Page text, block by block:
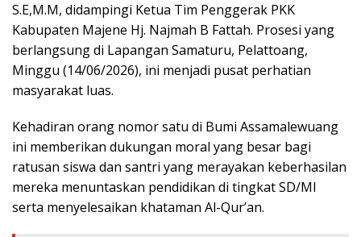
S.E,M.M, didampingi Ketua Tim Penggerak PKK
Kabupaten Majene Hj. Najmah B Fattah. Prosesi yang
berlangsung di Lapangan Samaturu, Pelattoang,
Minggu (14/06/2026), ini menjadi pusat perhatian
masyarakat luas.
Kehadiran orang nomor satu di Bumi Assamalewuang
ini memberikan dukungan moral yang besar bagi
ratusan siswa dan santri yang merayakan keberhasilan
mereka menuntaskan pendidikan di tingkat SD/MI
serta menyelesaikan khataman Al-Qur’an.